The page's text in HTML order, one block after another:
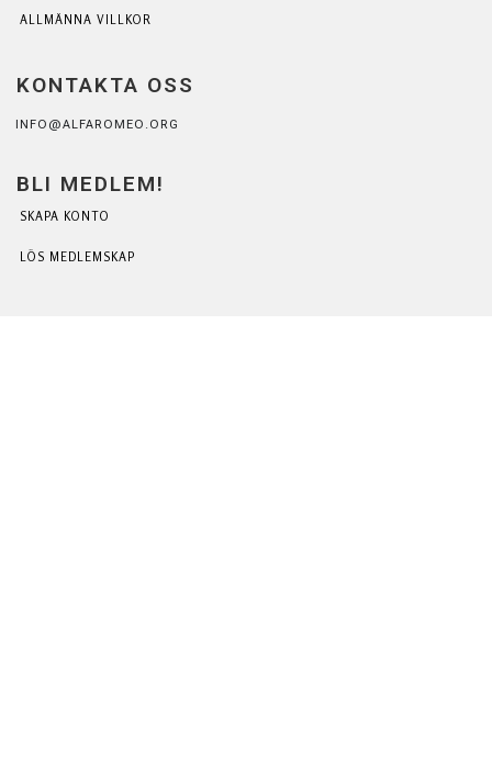
ALLMÄNNA VILLKOR
KONTAKTA OSS
INFO@ALFAROMEO.ORG
BLI MEDLEM!
SKAPA KONTO
LÖS MEDLEMSKAP